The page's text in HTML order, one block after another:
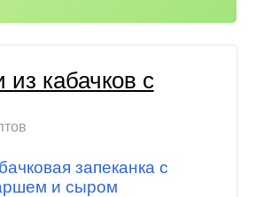
из кабачков с
запеканка с
и сыром